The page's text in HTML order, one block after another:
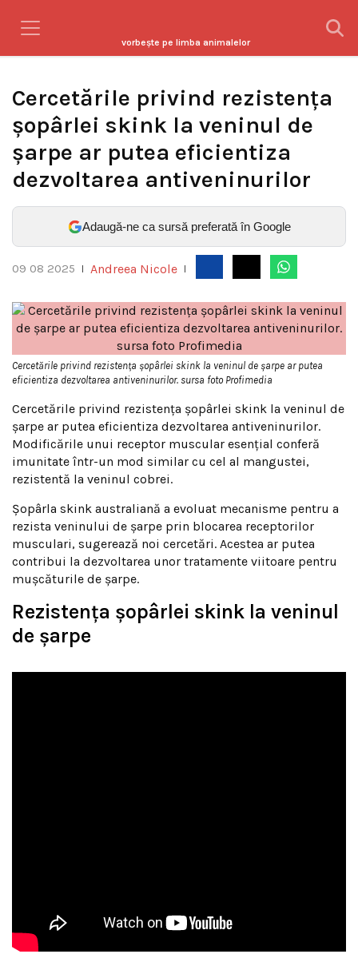
vorbeşte pe limba animalelor
Cercetările privind rezistența
șopârlei skink la veninul de
șarpe ar putea eficientiza
dezvoltarea antiveninurilor
Adaugă-ne ca sursă preferată în Google
09 08 2025 Andreea Nicole
Cercetările privind rezistența șopârlei skink la veninul de șarpe ar putea
eficientiza dezvoltarea antiveninurilor. sursa foto Profimedia
Cercetările privind rezistența șopârlei skink la veninul de
șarpe ar putea eficientiza dezvoltarea antiveninurilor.
Modificările unui receptor muscular esențial conferă
imunitate într-un mod similar cu cel al mangustei,
rezistentă la veninul cobrei.
Șopârla skink australiană a evoluat mecanisme pentru a
rezista veninului de șarpe prin blocarea receptorilor
musculari, sugerează noi cercetări. Acestea ar putea
contribui la dezvoltarea unor tratamente viitoare pentru
mușcăturile de șarpe.
Rezistența șopârlei skink la veninul
de șarpe